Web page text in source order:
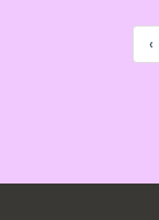
‹